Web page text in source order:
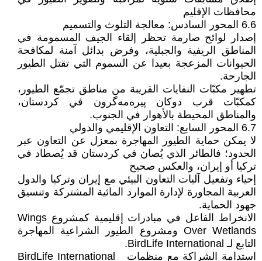
محافظات الإقليم
6.6 المحور السادس: معالجة التلوث والتسميم
إصدار لوائح صارمة تحظر إلقاء الجيف المسمومة في
المناطق الريفية والجبلية، وفرض بدائل آمنة لمكافحة
الحيوانات المزعجة بعيدا عن السموم التي تقتل الطيور
الجارحة.
تطهير مكبّات النفايات القريبة من مناطق تجمّع الطيور،
كمكبّات قرب دوكان پيرەمەگرون في كردستان،
والمناطق المحيطة بالأهوار في الجنوب.
6.7 المحور السابع: التعاون الإقليمي والدولي
لا يمكن حماية الطيور المهاجرة بمعزل عن التعاون عبر
الحدود؛ فالطائر الذي يُصان في كردستان قد يُصطاد في
تركيا أو إيران، والعكس صحيح
إحياء وتفعيل آليات التعاون البيئي مع إيران وتركيا والدول
العربية المجاورة لإدارة الموارد المائية المشتركة وتنسيق
جهود الحماية.
الانخراط الفاعل في مبادرات إقليمية كمشروع Wings
Over Wetlands ومشروع الطيور الشراعية المهاجرة
التابع لـ BirdLife International.
استدامة الشراكة مع منظمات BirdLife International